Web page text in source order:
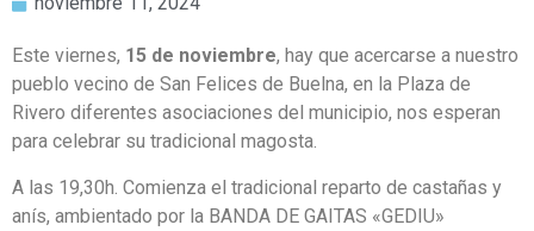
Este viernes, 15 de noviembre, hay que acercarse a nuestro
pueblo vecino de San Felices de Buelna, en la Plaza de
Rivero diferentes asociaciones del municipio, nos esperan
para celebrar su tradicional magosta.
A las 19,30h. Comienza el tradicional reparto de castañas y
anís, ambientado por la BANDA DE GAITAS «GEDIU»